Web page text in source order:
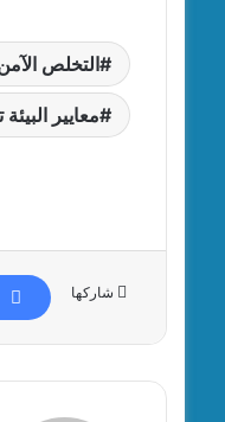
التخلص
معايير البيئة
شاركها